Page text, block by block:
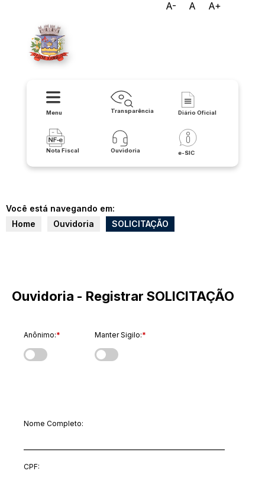
A- A A+
Menu Transparência Diário Oficial
Nota Fiscal Ouvidoria e-SIC
Você está navegando em:
Home
Ouvidoria SOLICITAÇÃO
Ouvidoria - Registrar SOLICITAÇÃO
Anônimo:* Manter Sigilo:*
Nome Completo:
CPF: